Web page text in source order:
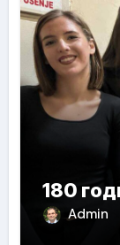
180
Admin